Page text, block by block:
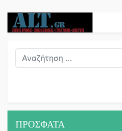
ΠΡΟΣΦΑΤΑ